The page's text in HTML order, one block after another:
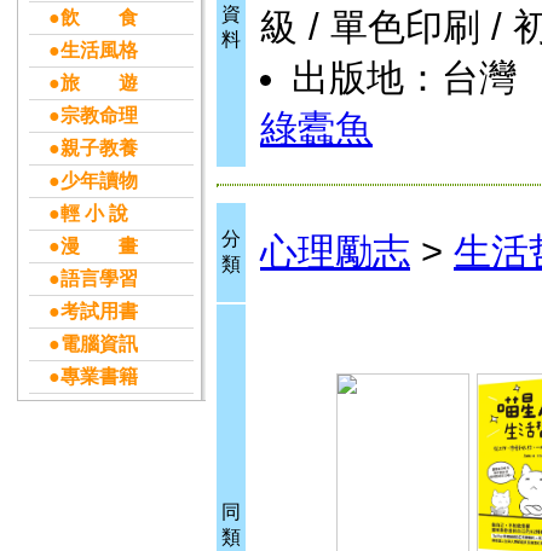
●飲 食
●生活風格
●旅 遊
●宗教命理
●親子教養
●少年讀物
●輕 小 說
●漫 畫
●語言學習
●考試用書
●電腦資訊
●專業書籍
資
料
級 / 單色印刷 /
出版地：台灣
綠蠹魚
分
類
心理勵志 > 生活
同
類